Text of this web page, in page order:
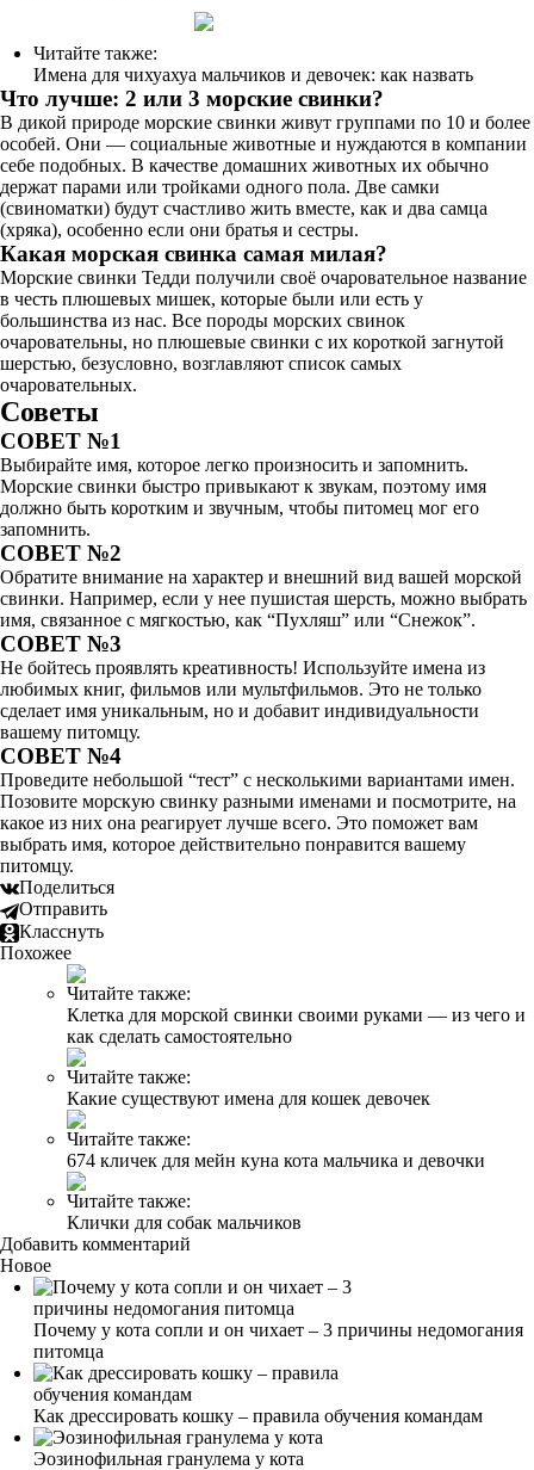
Читайте также:
Имена для чихуахуа мальчиков и девочек: как назвать
Что лучше: 2 или 3 морские свинки?
В дикой природе морские свинки живут группами по 10 и более
особей. Они — социальные животные и нуждаются в компании
себе подобных. В качестве домашних животных их обычно
держат парами или тройками одного пола. Две самки
(свиноматки) будут счастливо жить вместе, как и два самца
(хряка), особенно если они братья и сестры.
Какая морская свинка самая милая?
Морские свинки Тедди получили своё очаровательное название
в честь плюшевых мишек, которые были или есть у
большинства из нас. Все породы морских свинок
очаровательны, но плюшевые свинки с их короткой загнутой
шерстью, безусловно, возглавляют список самых
очаровательных.
Советы
СОВЕТ №1
Выбирайте имя, которое легко произносить и запомнить.
Морские свинки быстро привыкают к звукам, поэтому имя
должно быть коротким и звучным, чтобы питомец мог его
запомнить.
СОВЕТ №2
Обратите внимание на характер и внешний вид вашей морской
свинки. Например, если у нее пушистая шерсть, можно выбрать
имя, связанное с мягкостью, как “Пухляш” или “Снежок”.
СОВЕТ №3
Не бойтесь проявлять креативность! Используйте имена из
любимых книг, фильмов или мультфильмов. Это не только
сделает имя уникальным, но и добавит индивидуальности
вашему питомцу.
СОВЕТ №4
Проведите небольшой “тест” с несколькими вариантами имен.
Позовите морскую свинку разными именами и посмотрите, на
какое из них она реагирует лучше всего. Это поможет вам
выбрать имя, которое действительно понравится вашему
питомцу.
Поделиться
Отправить
Класснуть
Похожее
Читайте также:
Клетка для морской свинки своими руками — из чего и
как сделать самостоятельно
Читайте также:
Какие существуют имена для кошек девочек
Читайте также:
674 кличек для мейн куна кота мальчика и девочки
Читайте также:
Клички для собак мальчиков
Добавить комментарий
Новое
Почему у кота сопли и он чихает – 3 причины недомогания
питомца
Как дрессировать кошку – правила обучения командам
Эозинофильная гранулема у кота